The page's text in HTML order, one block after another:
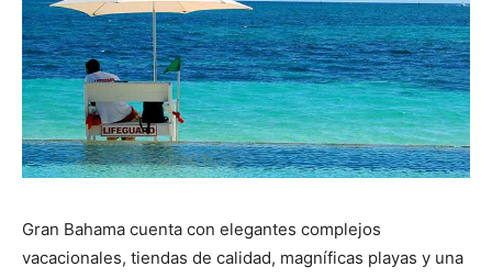
Gran Bahama cuenta con elegantes complejos
vacacionales, tiendas de calidad, magníficas playas y una